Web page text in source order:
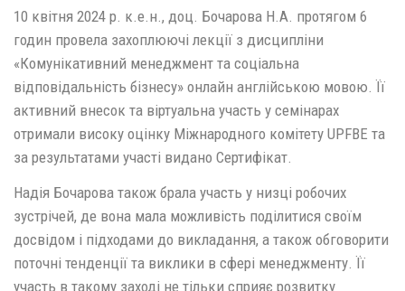
10 квітня 2024 р. к.е.н., доц. Бочарова Н.А. протягом 6
годин провела захоплюючі лекції з дисципліни
«Комунікативний менеджмент та соціальна
відповідальність бізнесу» онлайн англійською мовою. Її
активний внесок та віртуальна участь у семінарах
отримали високу оцінку Міжнародного комітету UPFBE та
за результатами участі видано Сертифікат.
Надія Бочарова також брала участь у низці робочих
зустрічей, де вона мала можливість поділитися своїм
досвідом і підходами до викладання, а також обговорити
поточні тенденції та виклики в сфері менеджменту. Її
участь в такому заході не тільки сприяє розвитку